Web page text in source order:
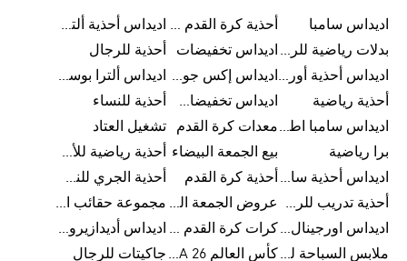
اديداس سامبا أحذية كرة القدم للرجال
اديداس أحذية ألترا بوست للرجال
بدلات رياضية للرجال اديداس تخفيضات
أحذية للرجال
اديداس أحذية أورجينالز
اديداس إكس جود بيلينغهام
اديداس ألترا بوست
أحذية رياضية
اديداس تخفيضات للأطفال
أحذية للنساء
اديداس سامبا اطفالمعدات كرة القدم
تشغيل العتاد
برا رياضية
بيع الجمعة البيضاء
أحذية رياضية للأطفال
اديداس أحذية سامبا للنساء أحذية كرة القدم
أحذية الجري للنساء
أحذية تدريب للرجال
عروض الجمعة البيضاء للرجال
مجموعة حقائب الظهر
اديداس اورجينال ملابس
كرات كرة القدم للرجال
اديداس أديدازيرو معدات الجري
ملابس السباحة للرجال
كأس العالم FIFA 26™ جاكيتات للرجال